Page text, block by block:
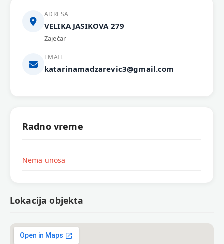
ADRESA
VELIKA JASIKOVA 279
Zaječar
EMAIL
katarinamadzarevic3@gmail.com
Radno vreme
Nema unosa
Lokacija objekta